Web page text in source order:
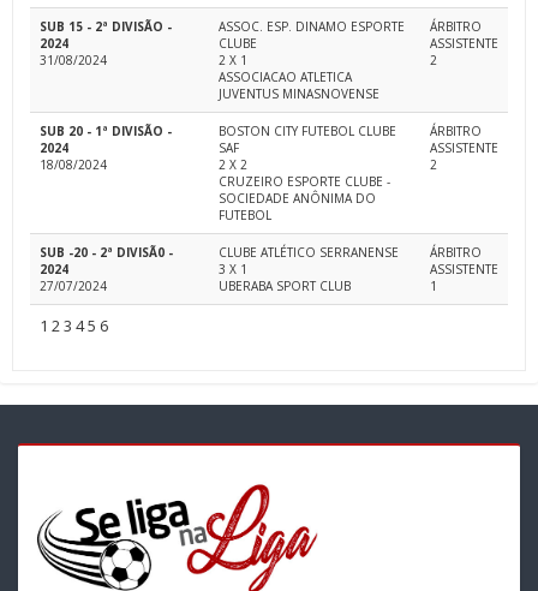
SUB 15 - 2ª DIVISÃO -
2024
31/08/2024
ASSOC. ESP. DINAMO ESPORTE
CLUBE
2 X 1
ASSOCIACAO ATLETICA
JUVENTUS MINASNOVENSE
ÁRBITRO
ASSISTENTE
2
SUB 20 - 1ª DIVISÃO -
2024
18/08/2024
BOSTON CITY FUTEBOL CLUBE
SAF
2 X 2
CRUZEIRO ESPORTE CLUBE -
SOCIEDADE ANÔNIMA DO
FUTEBOL
ÁRBITRO
ASSISTENTE
2
SUB -20 - 2ª DIVISÃ0 -
2024
27/07/2024
CLUBE ATLÉTICO SERRANENSE
3 X 1
UBERABA SPORT CLUB
ÁRBITRO
ASSISTENTE
1
1 23 45 6